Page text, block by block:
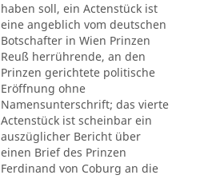
haben soll, ein Actenstück ist
eine angeblich vom deutschen
Botschafter in Wien Prinzen
Reuß herrührende, an den
Prinzen gerichtete politische
Eröffnung ohne
Namensunterschrift; das vierte
Actenstück ist scheinbar ein
auszüglicher Bericht über
einen Brief des Prinzen
Ferdinand von Coburg an die